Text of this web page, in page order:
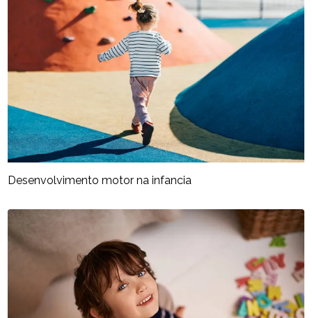
Desenvolvimento motor na infancia